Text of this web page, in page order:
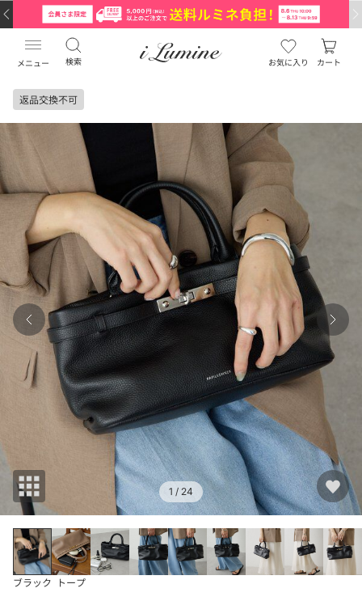
メニュー 検索 お気に入り カート
返品交換不可
1 / 24
ブラック トープ